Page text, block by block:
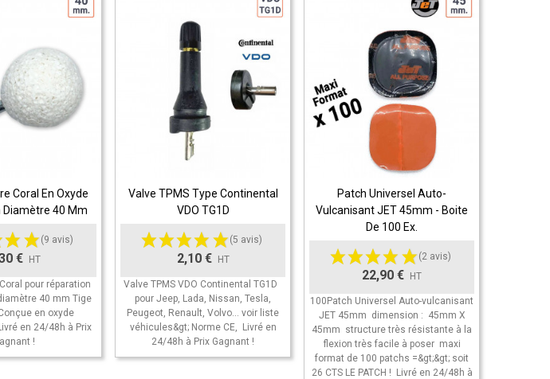
Panier
Coral En Oxyde
40 Mm
(9 avis)
€ HT
pour réparation
40 mm Tige
en oxyde
en 24/48h à Prix
!
Ajouter Au Panier
Valve TPMS Type Continental
VDO TG1D
(5 avis)
2,10 € HT
Valve TPMS VDO Continental TG1D
pour Jeep, Lada, Nissan, Tesla,
Peugeot, Renault, Volvo... voir liste
véhicules&gt; Norme CE, Livré en
24/48h à Prix Gagnant !
Ajouter Au Panier
Patch Universel Auto-
Vulcanisant JET 45mm - Boite
De 100 Ex.
(2 avis)
22,90 € HT
100Patch Universel Auto-vulcanisant
JET 45mm dimension : 45mm X
45mm structure très résistante à la
flexion très facile à poser maxi
format de 100 patchs =&gt;&gt; soit
26 CTS LE PATCH ! Livré en 24/48h à